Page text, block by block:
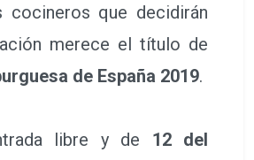
cocineros que decidirán
merece el título de
de España 2019.
libre y de 12 del